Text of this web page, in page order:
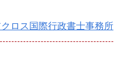
ロス国際行政書士事務所